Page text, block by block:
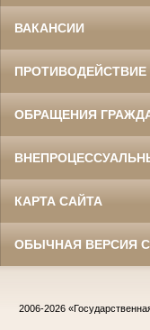
ВАКАНСИИ
ПРОТИВОДЕЙСТВИЕ
ОБРАЩЕНИЯ
КАРТА САЙТА
ОБЫЧНАЯ ВЕРСИЯ
2006-2026